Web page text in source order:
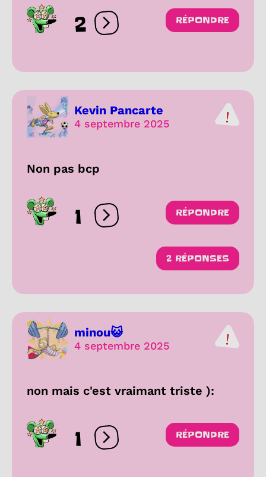
2 Ouvrir les réactions
RÉPONDRE
Kevin Pancarte
4 septembre 2025
Non pas bcp
1 Ouvrir les réactions
RÉPONDRE
2 RÉPONSES
minou😺
4 septembre 2025
non mais c'est vraimant triste ):
1 Ouvrir les réactions
RÉPONDRE